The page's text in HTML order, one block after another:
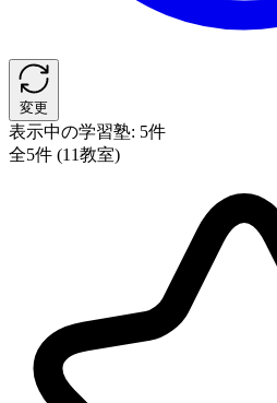
変更
表示中の学習塾: 5件
全5件 (11教室)